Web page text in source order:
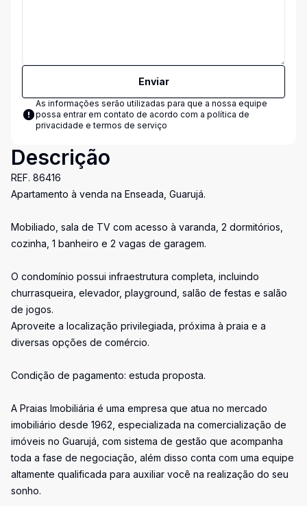
Enviar
As informações serão utilizadas para que a nossa equipe
possa entrar em contato de acordo com a política de
privacidade e termos de serviço
Descrição
REF. 86416
Apartamento à venda na Enseada, Guarujá.
Mobiliado, sala de TV com acesso à varanda, 2 dormitórios,
cozinha, 1 banheiro e 2 vagas de garagem.
O condomínio possui infraestrutura completa, incluindo
churrasqueira, elevador, playground, salão de festas e salão
de jogos.
Aproveite a localização privilegiada, próxima à praia e a
diversas opções de comércio.
Condição de pagamento: estuda proposta.
A Praias Imobiliária é uma empresa que atua no mercado
imobiliário desde 1962, especializada na comercialização de
imóveis no Guarujá, com sistema de gestão que acompanha
toda a fase de negociação, além disso conta com uma equipe
altamente qualificada para auxiliar você na realização do seu
sonho.